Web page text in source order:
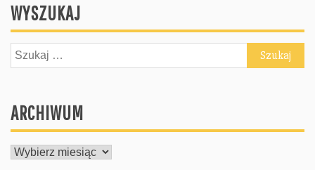
WYSZUKAJ
Szukaj:
ARCHIWUM
ARCHIWUM